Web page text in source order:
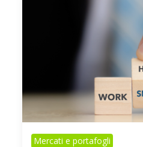
Mercati e portafogli